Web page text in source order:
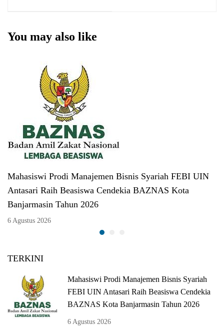
LPDP di Australia
You may also like
Mahasiswi Prodi Manajemen Bisnis Syariah FEBI UIN
Antasari Raih Beasiswa Cendekia BAZNAS Kota
Banjarmasin Tahun 2026
6 Agustus 2026
TERKINI
Mahasiswi Prodi Manajemen Bisnis Syariah
FEBI UIN Antasari Raih Beasiswa Cendekia
BAZNAS Kota Banjarmasin Tahun 2026
6 Agustus 2026